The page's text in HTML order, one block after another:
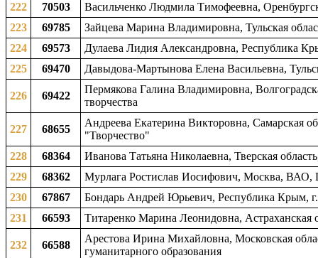
222
70503
Васильченко Людмила Тимофеевна,
223
69785
Зайцева Марина Владимировна, Тульская
224
69573
Дулаева Лидия Александровна, Республика
225
69470 Давыдова-Мартынова Елена Васильевна,
226 69422
Пермякова Галина Владимировна,
творчества
227 68655
Андреева Екатерина Викторовна, Самарская
"Творчество"
228
68364
Иванова Татьяна Николаевна, Тверская
229
68362
Мурлага Ростислав Иосифович, Москва, ВАО,
230
67867
Бондарь Андрей Юрьевич, Республика Крым,
231
66593 Титаренко Марина Леонидовна, Астраханская
232 66588
Арестова Ирина Михайловна, Московская
гуманитарного образования